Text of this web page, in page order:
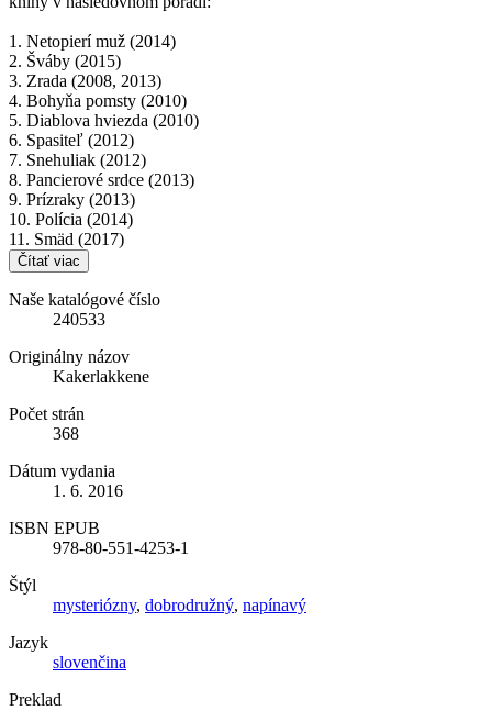
1. Netopierí muž (2014)
2. Šváby (2015)
3. Zrada (2008, 2013)
4. Bohyňa pomsty (2010)
5. Diablova hviezda (2010)
6. Spasiteľ (2012)
7. Snehuliak (2012)
8. Pancierové srdce (2013)
9. Prízraky (2013)
10. Polícia (2014)
11. Smäd (2017)
Čítať viac
Naše katalógové číslo
240533
Originálny názov
Kakerlakkene
Počet strán
368
Dátum vydania
1. 6. 2016
ISBN EPUB
978-80-551-4253-1
Štýl
mysteriózny, dobrodružný, napínavý
Jazyk
slovenčina
Preklad